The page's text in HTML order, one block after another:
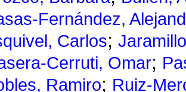
Fernández,
Carlos;
Cerruti, Omar;
Ramiro; Ruiz-